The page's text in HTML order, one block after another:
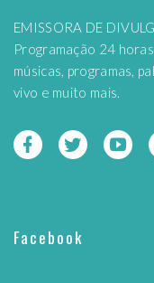
EMISSORA DE
Programação 24
músicas, programas,
vivo e muito mais.
Facebook